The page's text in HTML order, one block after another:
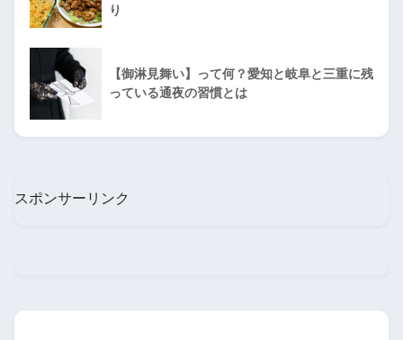
り
【御淋見舞い】って何？愛知と岐阜と三重に残
っている通夜の習慣とは
スポンサーリンク